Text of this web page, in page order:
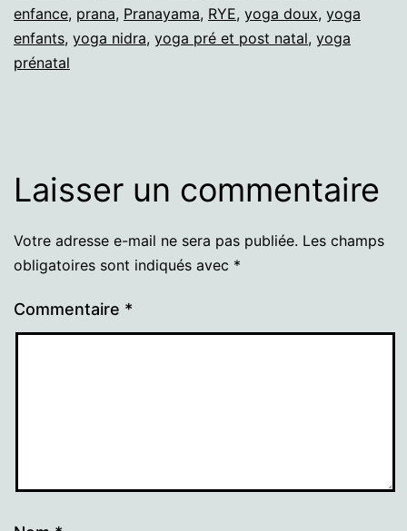
enfance, prana, Pranayama, RYE, yoga doux, yoga
enfants, yoga nidra, yoga pré et post natal, yoga
prénatal
Laisser un commentaire
Votre adresse e-mail ne sera pas publiée. Les champs
obligatoires sont indiqués avec *
Commentaire *